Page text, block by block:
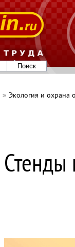
Экология и
Стенды
- при покупке
- при покупке